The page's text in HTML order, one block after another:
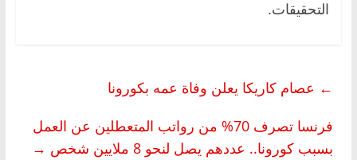
التحقيقات.
← عصام كاريكا يعلن وفاة عمه بكورونا
فرنسا تصرف 70% من رواتب المتعطلين عن العمل
بسبب كورونا.. عددهم يصل لنحو 8 ملايين شخص
→